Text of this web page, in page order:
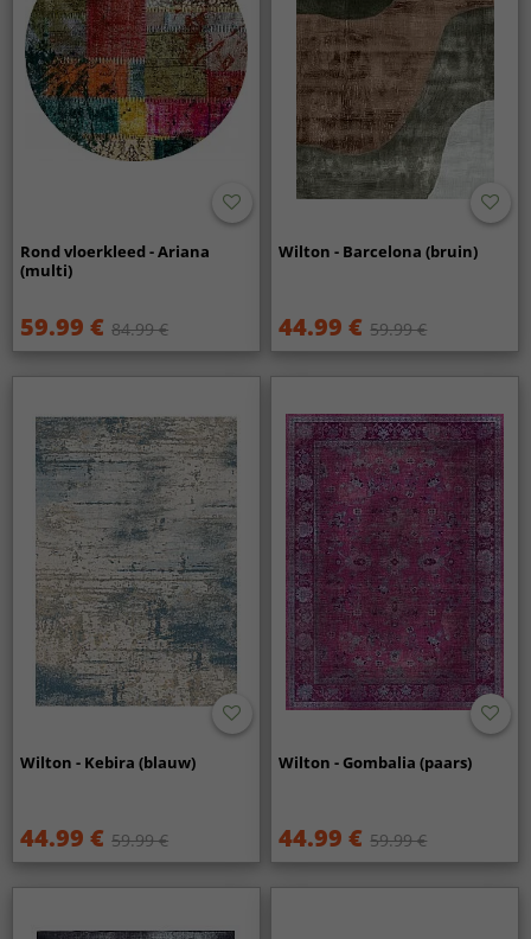
Rond vloerkleed - Ariana
(multi)
59.99 € 84.99 €
Wilton - Barcelona (bruin)
44.99 € 59.99 €
Wilton - Kebira (blauw)
44.99 € 59.99 €
Wilton - Gombalia (paars)
44.99 € 59.99 €